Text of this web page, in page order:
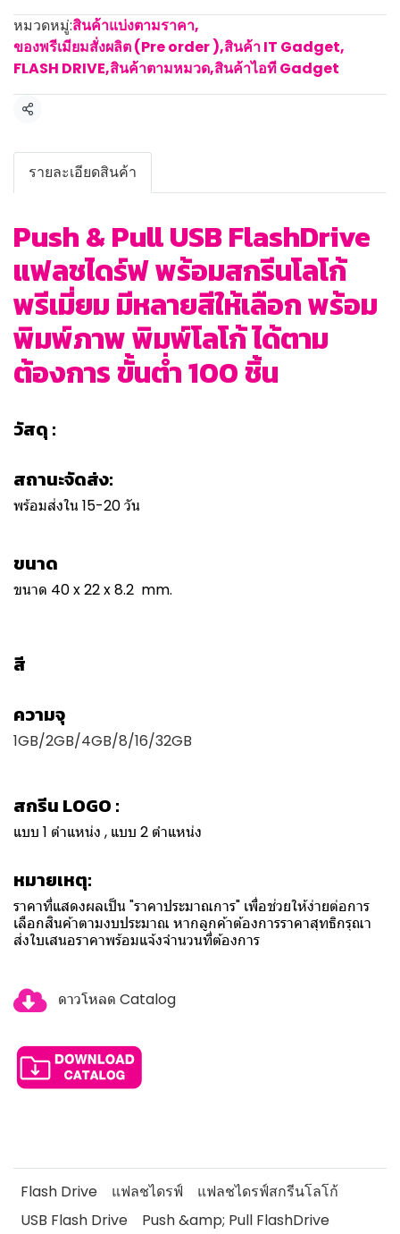
หมวดหมู่:สินค้าแบ่งตามราคา,
ของพรีเมียมสั่งผลิต (Pre order ),สินค้า IT Gadget,
FLASH DRIVE,สินค้าตามหมวด,สินค้าไอที Gadget
แชร์
รายละเอียดสินค้า
Push & Pull USB FlashDrive
แฟลชไดร์ฟ พร้อมสกรีนโลโก้
พรีเมี่ยม มีหลายสีให้เลือก พร้อม
พิมพ์ภาพ พิมพ์โลโก้ ได้ตาม
ต้องการ ขั้นต่ำ 100 ชิ้น
วัสดุ :
สถานะจัดส่ง:
พร้อมส่งใน 15-20 วัน
ขนาด
ขนาด 40 x 22 x 8.2 mm.
สี
ความจุ
1GB/2GB/4GB/8/16/32GB
สกรีน LOGO :
แบบ 1 ตำแหน่ง , แบบ 2 ตำแหน่ง
หมายเหตุ:
ราคาที่แสดงผลเป็น "ราคาประมาณการ" เพื่อช่วยให้ง่ายต่อการ
เลือกสินค้าตามงบประมาณ หากลูกค้าต้องการราคาสุทธิกรุณา
ส่งใบเสนอราคาพร้อมแจ้งจำนวนที่ต้องการ
ดาวโหลด Catalog
Flash Drive แฟลชไดรฟ์
แฟลชไดรฟ์สกรีนโลโก้
USB Flash Drive
Push &amp; Pull FlashDrive